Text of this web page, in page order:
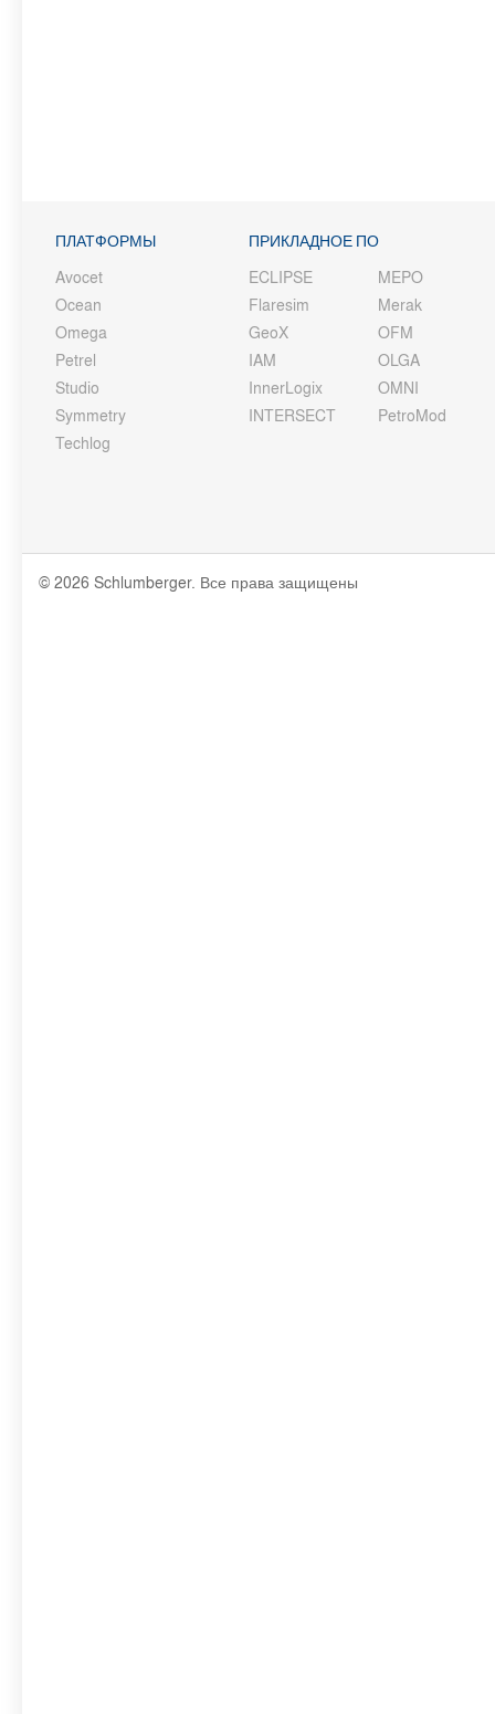
ПЛАТФОРМЫ
Avocet
Ocean
Omega
Petrel
Studio
Symmetry
Techlog
ПРИКЛАДНОЕ ПО
ECLIPSE
Flaresim
GeoX
IAM
InnerLogix
INTERSECT
MEPO
Merak
OFM
OLGA
OMNI
PetroMod
© 2026 Schlumberger. Все права защищены